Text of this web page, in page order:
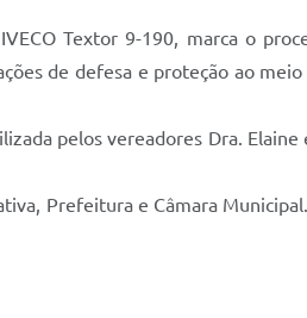
Textor 9-190, marca o
de defesa e proteção ao
pelos vereadores Dra.
Prefeitura e Câmara